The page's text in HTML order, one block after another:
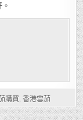
購買 香港雪茄